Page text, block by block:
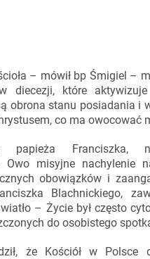
– mówił bp Śmigiel –
diecezji, które
obrona stanu posiadania i
co ma owocować
papieża Franciszka,
Owo misyjne nachylenie
obowiązków i
Blachnickiego,
– Życie był często
do osobistego
że Kościół w Polsce